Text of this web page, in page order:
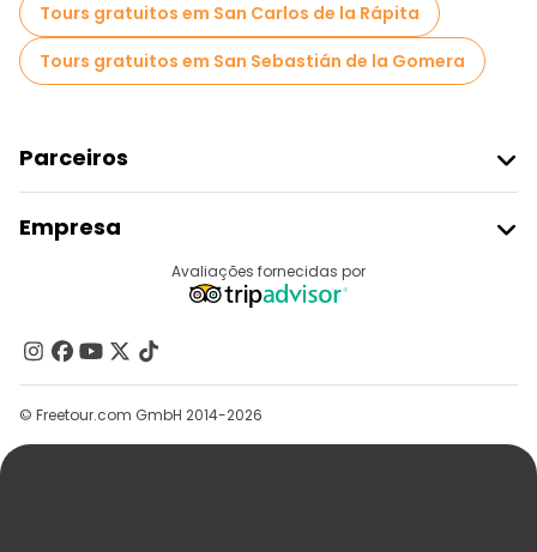
Tours gratuitos em San Carlos de la Rápita
Tours gratuitos em San Sebastián de la Gomera
Parceiros
Registo Do Fornecedor
Programa De Afiliados
Empresa
Contacte-Nos
Grupos
Ajuda
Avaliações fornecidas por
© Freetour.com GmbH 2014-2026